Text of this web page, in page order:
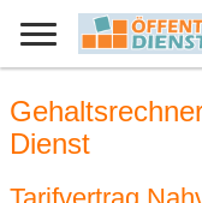
Dienst